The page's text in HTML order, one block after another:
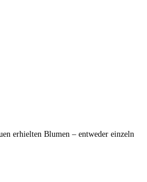
erhielten Blumen – entweder einzeln